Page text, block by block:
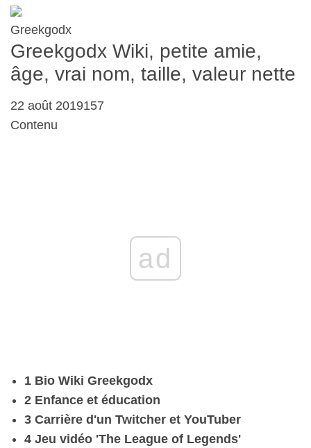
Greekgodx
Greekgodx Wiki, petite amie,
âge, vrai nom, taille, valeur nette
22 août 2019157
Contenu
ad
1 Bio Wiki Greekgodx
2 Enfance et éducation
3 Carrière d'un Twitcher et YouTuber
4 Jeu vidéo 'The League of Legends'